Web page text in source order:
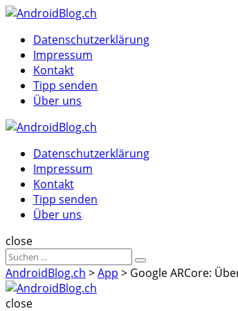
Menu
MenuDatenschutzerklärung
Impressum
Kontakt
Tipp senden
Über uns
Datenschutzerklärung
Impressum
Kontakt
Tipp senden
Über uns
Suche
close
Sucheergebnisse
für
Suche
AndroidBlog.ch >App > Google ARCore:
close